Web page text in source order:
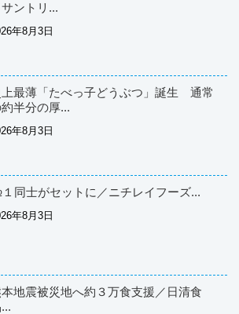
サントリ...
年8月3日
上最薄「たべっ子どうぶつ」誕生 通常
半分の厚...
年8月3日
同士がセットに／ニチレイフーズ...
年8月3日
地震被災地へ約３万食支援／日清食